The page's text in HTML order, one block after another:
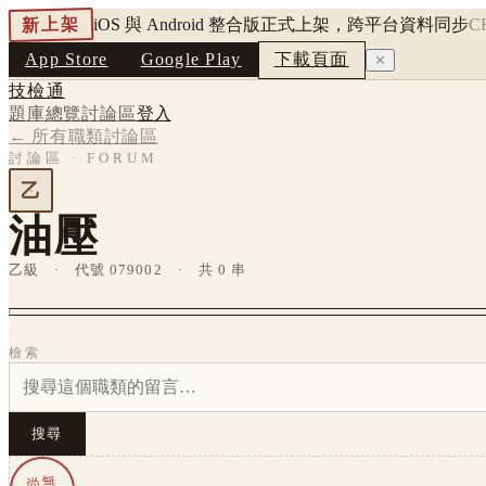
新上架 iOS 與 Android 整合版正式上架，跨平台資料同步
App Store
Google Play 下載頁面 ✕
技檢通
題庫總覽討論區登入
← 所有職類討論區
討論區 · FORUM
乙
油壓
乙級 · 代號 079002 · 共 0 串
檢索
搜尋